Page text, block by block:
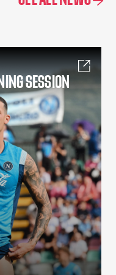
SESSION